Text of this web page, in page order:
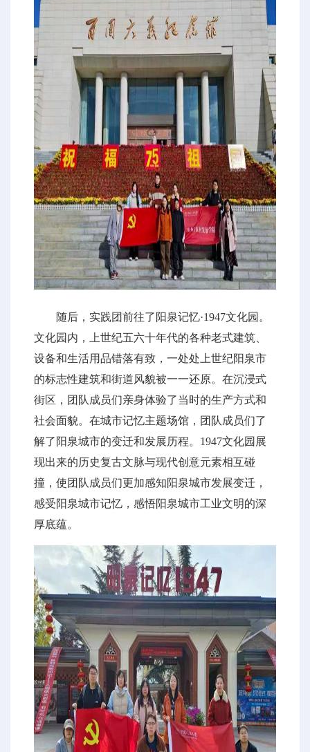
随后，实践团前往了阳泉记忆·1947文化园。
文化园内，上世纪五六十年代的各种老式建筑、
设备和生活用品错落有致，一处处上世纪阳泉市
的标志性建筑和街道风貌被一一还原。在沉浸式
街区，团队成员们亲身体验了当时的生产方式和
社会面貌。在城市记忆主题场馆，团队成员们了
解了阳泉城市的变迁和发展历程。1947文化园展
现出来的历史复古文脉与现代创意元素相互碰
撞，使团队成员们更加感知阳泉城市发展变迁，
感受阳泉城市记忆，感悟阳泉城市工业文明的深
厚底蕴。